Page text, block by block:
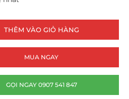
THÊM VÀO GIỎ HÀNG
MUA NGAY
GỌI NGAY 0907 541 847